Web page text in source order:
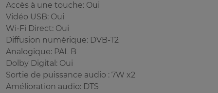
Accès à une touche: Oui
Vidéo USB: Oui
Wi-Fi Direct: Oui
Diffusion numérique: DVB-T2
Analogique: PAL B
Dolby Digital: Oui
Sortie de puissance audio : 7W x2
Amélioration audio: DTS